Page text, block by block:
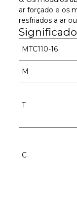
ar forçado e os
resfriados a ar
MTC110-16
M
T
C